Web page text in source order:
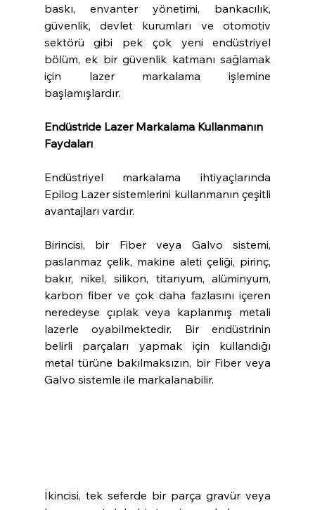
baskı, envanter yönetimi, bankacılık,
güvenlik, devlet kurumları ve otomotiv
sektörü gibi pek çok yeni endüstriyel
bölüm, ek bir güvenlik katmanı sağlamak
için lazer markalama işlemine
başlamışlardır.
Endüstride Lazer Markalama Kullanmanın
Faydaları
Endüstriyel markalama ihtiyaçlarında
Epilog Lazer sistemlerini kullanmanın çeşitli
avantajları vardır.
Birincisi, bir Fiber veya Galvo sistemi,
paslanmaz çelik, makine aleti çeliği, pirinç,
bakır, nikel, silikon, titanyum, alüminyum,
karbon fiber ve çok daha fazlasını içeren
neredeyse çıplak veya kaplanmış metali
lazerle oyabilmektedir. Bir endüstrinin
belirli parçaları yapmak için kullandığı
metal türüne bakılmaksızın, bir Fiber veya
Galvo sistemle ile markalanabilir.
İkincisi, tek seferde bir parça gravür veya